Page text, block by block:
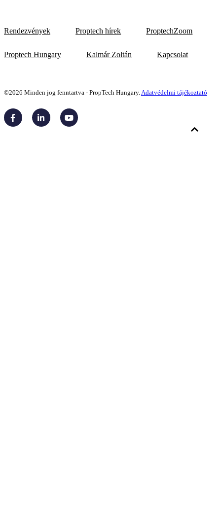
Rendezvények Proptech hírek ProptechZoom
Proptech Hungary Kalmár Zoltán Kapcsolat
©2026 Minden jog fenntartva - PropTech Hungary.Adatvédelmi tájékoztató